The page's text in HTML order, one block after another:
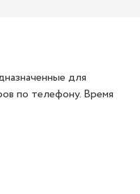
для
по телефону. Время